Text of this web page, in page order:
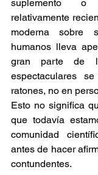
suplemento o
relativamente
moderna sobre
humanos lleva
gran parte de
espectaculares
ratones, no en
Esto no significa
que todavía
comunidad
antes de hacer
contundentes.